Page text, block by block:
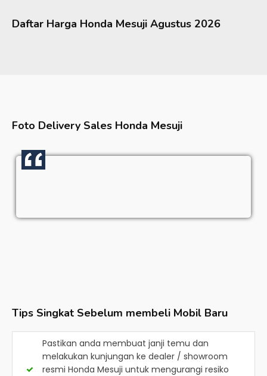
Daftar Harga Honda Mesuji Agustus 2026
Foto Delivery Sales Honda Mesuji
Tips Singkat Sebelum membeli Mobil Baru
Pastikan anda membuat janji temu dan
melakukan kunjungan ke dealer / showroom
resmi Honda Mesuji untuk mengurangi resiko